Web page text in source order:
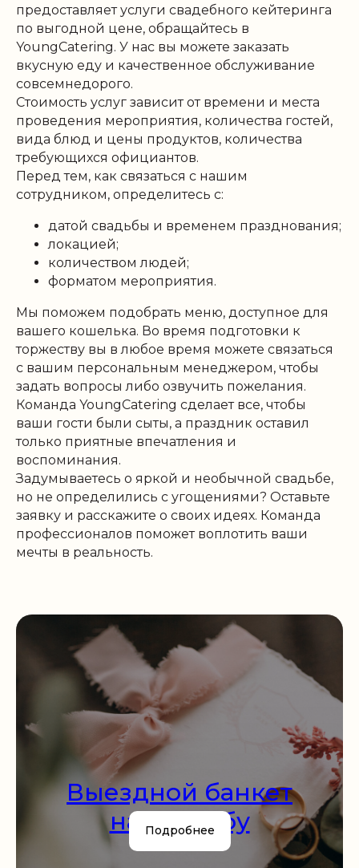
предоставляет услуги свадебного кейтеринга
по выгодной цене, обращайтесь в
YoungCatering. У нас вы можете заказать
вкусную еду и качественное обслуживание
совсемнедорого.
Стоимость услуг зависит от времени и места
проведения мероприятия, количества гостей,
вида блюд и цены продуктов, количества
требующихся официантов.
Перед тем, как связаться с нашим
сотрудником, определитесь с:
датой свадьбы и временем празднования;
локацией;
количеством людей;
форматом мероприятия.
Мы поможем подобрать меню, доступное для
вашего кошелька. Во время подготовки к
торжеству вы в любое время можете связаться
с вашим персональным менеджером, чтобы
задать вопросы либо озвучить пожелания.
Команда YoungCatering сделает все, чтобы
ваши гости были сыты, а праздник оставил
только приятные впечатления и
воспоминания.
Задумываетесь о яркой и необычной свадьбе,
но не определились с угощениями? Оставьте
заявку и расскажите о своих идеях. Команда
профессионалов поможет воплотить ваши
мечты в реальность.
Выездной банкет
на свадьбу
Подробнее